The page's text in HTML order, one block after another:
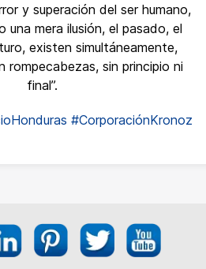
y superación del ser humano,
una mera ilusión, el pasado, el
existen simultáneamente,
rompecabezas, sin principio ni
final”.
#CorporaciónKronoz